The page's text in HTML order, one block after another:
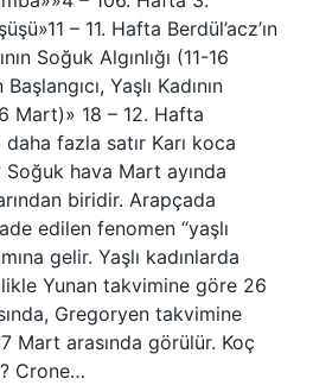
– 11. Hafta Berdül’acz’ın
Soğuk Algınlığı (11-16
Yaşlı Kadının
Mart)» 18 – 12. Hafta
fazla satır Karı koca
Soğuk hava Mart ayında
biridir. Arapçada
edilen fenomen “yaşlı
gelir. Yaşlı kadınlarda
Yunan takvimine göre 26
Gregoryen takvimine
Mart arasında görülür. Koç
Crone…